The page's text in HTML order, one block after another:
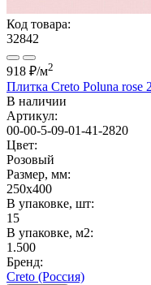
Код товара:
32842
918 ₽/м2
Плитка Creto Poluna rose
В наличии
Артикул:
00-00-5-09-01-41-2820
Цвет:
Розовый
Размер, мм:
250x400
В упаковке, шт:
15
В упаковке, м2:
1.500
Бренд:
Creto (Россия)